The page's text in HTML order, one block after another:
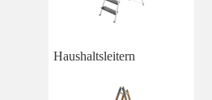
Haushaltsleitern